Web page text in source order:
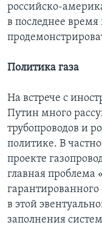
российско-
в последнее
Политика газа
На встрече с
Путин много
трубопроводов и
политике. В
проекте
главная проблема
в этой
заполнения